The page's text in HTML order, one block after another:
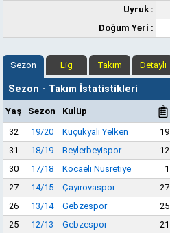
Uyruk :
Doğum Yeri :
Sezon Lig Takım Detaylı
Sezon - Takım İstatistikleri
Yaş Sezon Kulüp
32
19/20 Küçükyalı Yelken 19
31
18/19 Beylerbeyispor 12
30
17/18 Kocaeli Nusretiye 1
27
14/15 Çayırovaspor 27
26
13/14 Gebzespor 25
25
12/13 Gebzespor 21